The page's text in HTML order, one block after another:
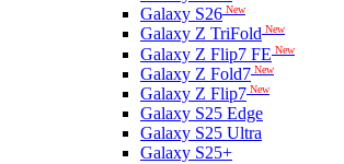
Galaxy S26 New
Galaxy Z TriFold New
Galaxy Z Flip7 FE New
Galaxy Z Fold7 New
Galaxy Z Flip7 New
Galaxy S25 Edge
Galaxy S25 Ultra
Galaxy S25+